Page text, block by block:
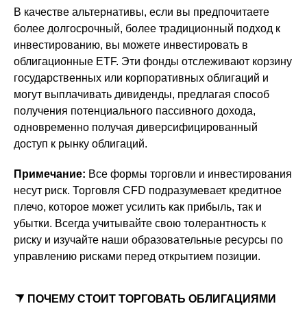
В качестве альтернативы, если вы предпочитаете
более долгосрочный, более традиционный подход к
инвестированию, вы можете инвестировать в
облигационные ETF. Эти фонды отслеживают корзину
государственных или корпоративных облигаций и
могут выплачивать дивиденды, предлагая способ
получения потенциального пассивного дохода,
одновременно получая диверсифицированный
доступ к рынку облигаций.
Примечание: Все формы торговли и инвестирования
несут риск. Торговля CFD подразумевает кредитное
плечо, которое может усилить как прибыль, так и
убытки. Всегда учитывайте свою толерантность к
риску и изучайте наши образовательные ресурсы по
управлению рисками перед открытием позиции.
ПОЧЕМУ СТОИТ ТОРГОВАТЬ ОБЛИГАЦИЯМИ